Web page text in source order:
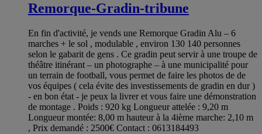
Remorque-Gradin-tribune
En fin d'activité, je vends une Remorque Gradin Alu – 6
marches + le sol , modulable , environ 130 140 personnes
selon le gabarit de gens . Ce gradin peut servir à une troupe de
théâtre itinérant – un photographe – à une municipalité pour
un terrain de football, vous permet de faire les photos de de
vos équipes ( cela évite des investissements de gradin en dur )
- en bon état - je peux la livrer et vous faire une démonstration
de montage . Poids : 920 kg Longueur attelée : 9,20 m
Longueur montée: 8,00 m hauteur à la 4ième marche: 2,10 m
, Prix demandé : 2500€ Contact : 0613184493